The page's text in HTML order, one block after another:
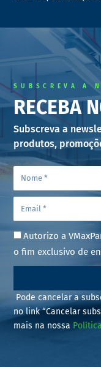
SUBSCREVA A
RECEBA
Subscreva a
produtos,
Autorizo a
o fim exclusivo de
Pode cancelar a
no link “Cancelar
mais na nossa